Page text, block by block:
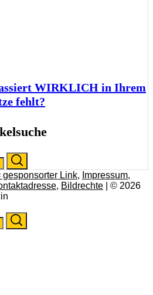
WIRKLICH in Ihrem
fehlt?
gesponsorter Link, Impressum,
, Bildrechte | © 2026